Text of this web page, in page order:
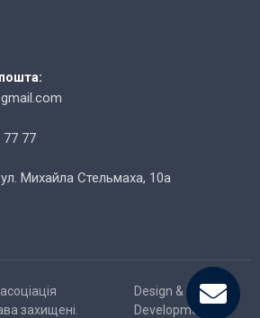
77 77
Михайла Стельмаха, 10а
захищені.
Design &
Development -